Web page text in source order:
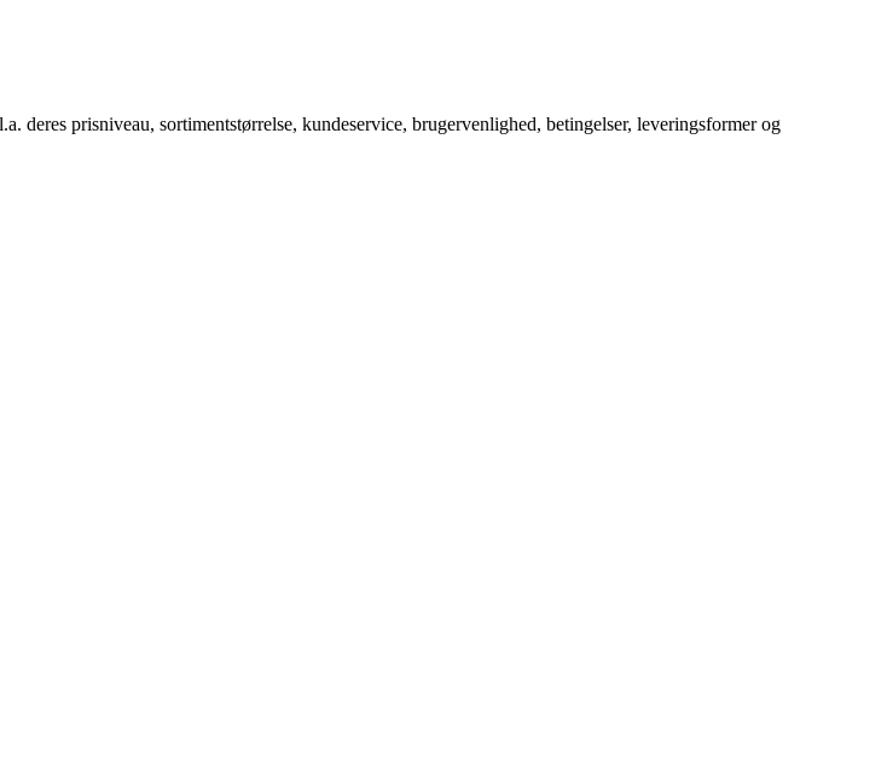
deres prisniveau, sortimentstørrelse, kundeservice, brugervenlighed, betingelser, leveringsformer og